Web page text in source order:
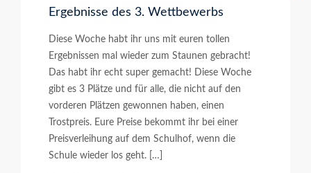
Ergebnisse des 3. Wettbewerbs
Diese Woche habt ihr uns mit euren tollen
Ergebnissen mal wieder zum Staunen gebracht!
Das habt ihr echt super gemacht! Diese Woche
gibt es 3 Plätze und für alle, die nicht auf den
vorderen Plätzen gewonnen haben, einen
Trostpreis. Eure Preise bekommt ihr bei einer
Preisverleihung auf dem Schulhof, wenn die
Schule wieder los geht. […]